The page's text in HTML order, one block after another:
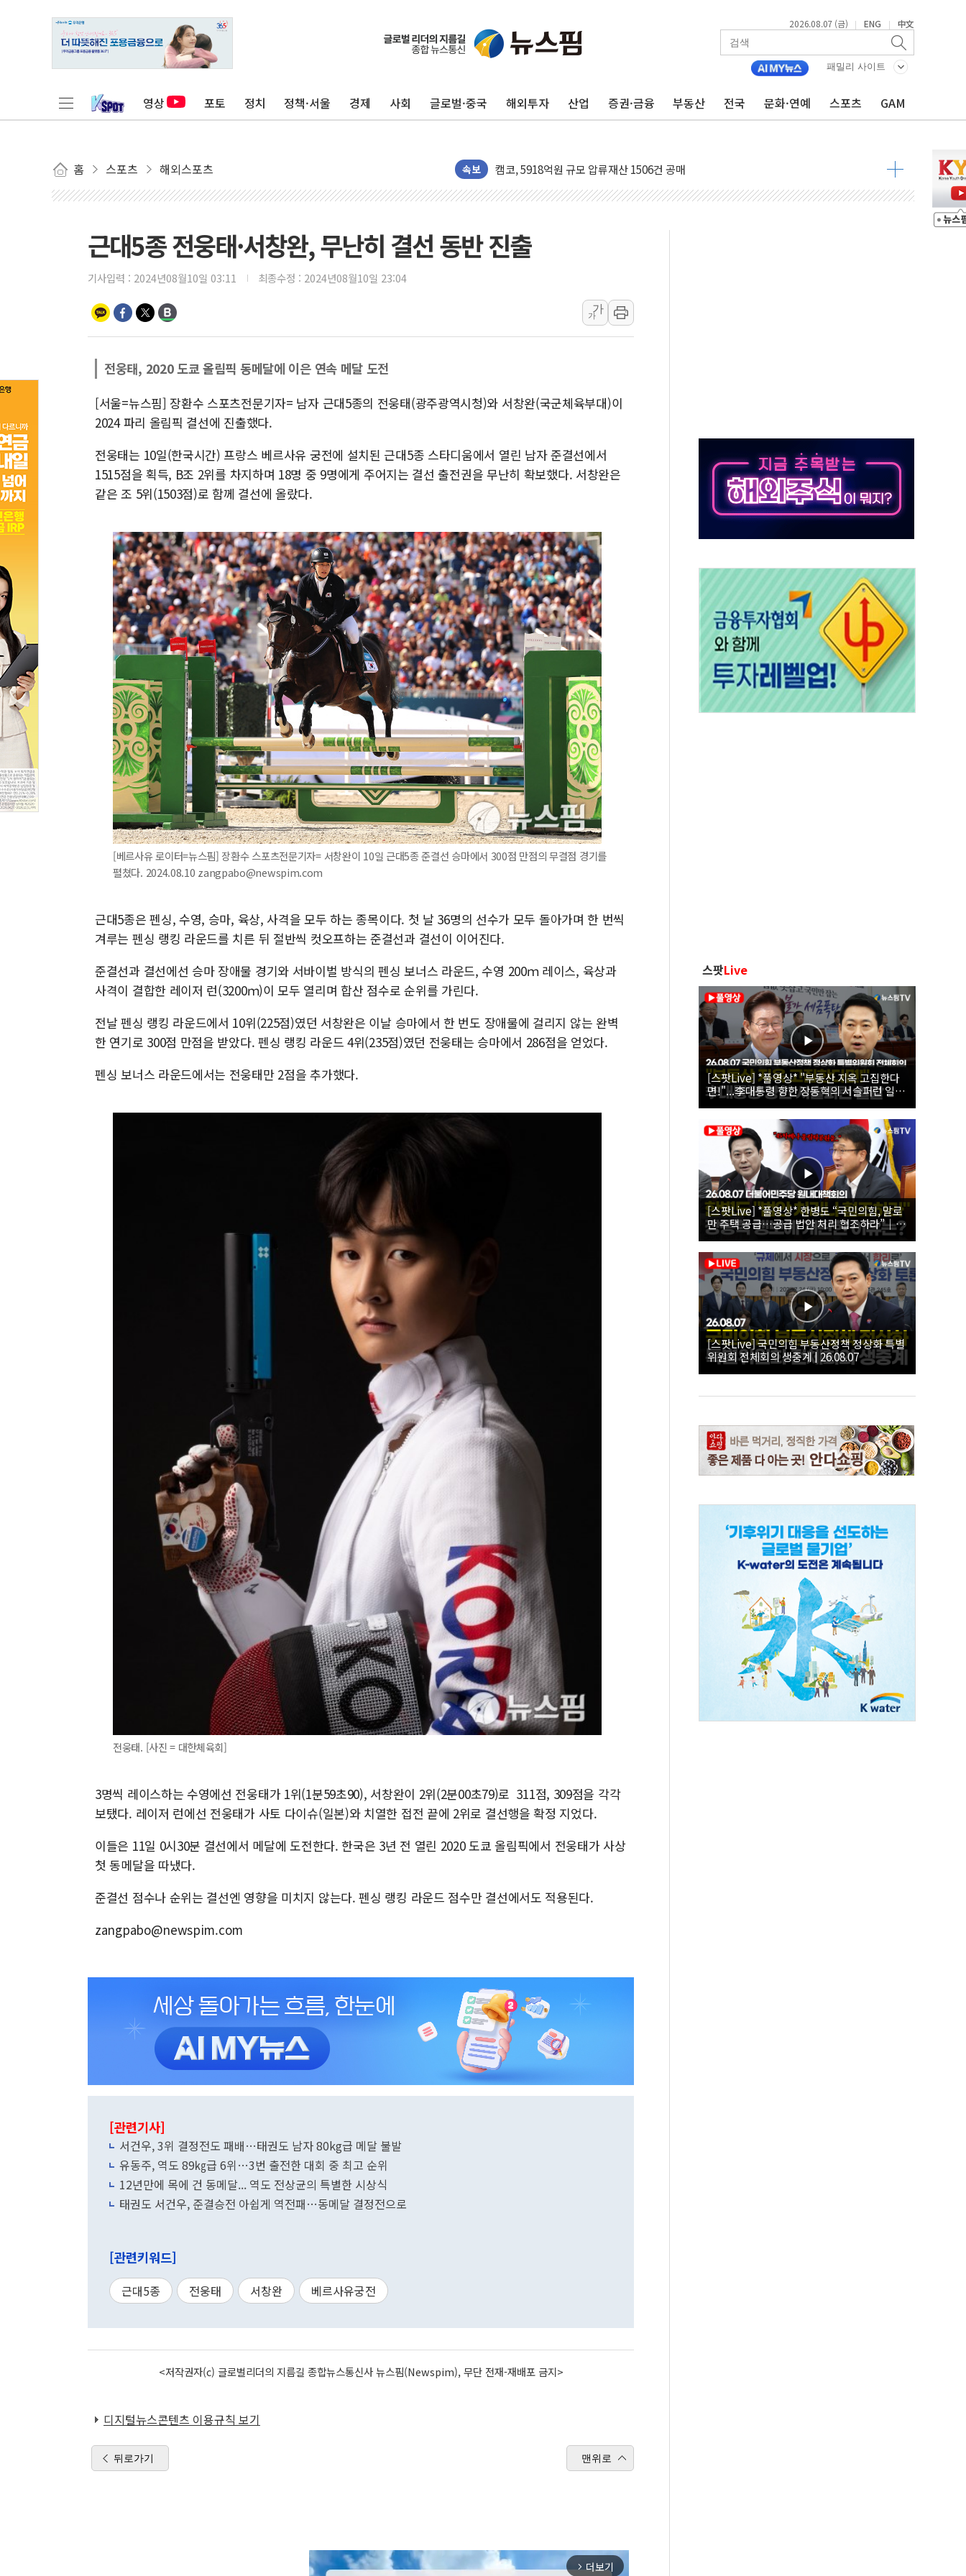
2026.08.07 (금) | ENG | 中文
패밀리 사이트
영상 포토 정치 정책·서울 경제 사회 글로벌·중국 해외투자 산업 증권·금융 부동산 전국 문화·연예 스포츠 GAM
홈 스포츠 해외스포츠 속보
"일부 존치" vs "전면 개발"…서리풀2구역 갈등, 협의 테이블에
수박으로 여름 나는 하마
[시승기] 공간·승차감 잡은 볼보 EX90…'올 터치'는 호불호
가오픈한 홈플러스
[종합] 청도 흥선리 야산 산불 1시간36분만에 주불진화....인명피해 없어
한미 법카 제보자 "신동국과 무관…자료는 전·현직 직원으로부터 확보"
에어로케이항공, 청주-중국 청두 노선 운항허가 취득...중국 노선 다변화
네이버, AI 브리핑 도입 후 블로그 창작자 지원 규모 2배 확대
해군1함대 '창설 80주년' 기념식...지역축제 '불금전파, 송정'과 상생
삼척시, 무건리 이끼폭포 생태탐방로 출입 통제
근대5종 전웅태·서창완, 무난히 결선 동반 진출
기사입력 : 2024년08월10일 03:11 최종수정 : 2024년08월10일 23:04
가
가
전웅태, 2020 도쿄 올림픽 동메달에 이은 연속 메달 도전
[서울=뉴스핌] 장환수 스포츠전문기자= 남자 근대5종의 전웅태(광주광역시청)와 서창완(국군체육부대)이
2024 파리 올림픽 결선에 진출했다.
전웅태는 10일(한국시간) 프랑스 베르사유 궁전에 설치된 근대5종 스타디움에서 열린 남자 준결선에서
1515점을 획득, B조 2위를 차지하며 18명 중 9명에게 주어지는 결선 출전권을 무난히 확보했다. 서창완은
같은 조 5위(1503점)로 함께 결선에 올랐다.
[베르사유 로이터=뉴스핌] 장환수 스포츠전문기자= 서창완이 10일 근대5종 준결선 승마에서 300점 만점의 무결점 경기를
펼쳤다. 2024.08.10 zangpabo@newspim.com
근대5종은 펜싱, 수영, 승마, 육상, 사격을 모두 하는 종목이다. 첫 날 36명의 선수가 모두 돌아가며 한 번씩
겨루는 펜싱 랭킹 라운드를 치른 뒤 절반씩 컷오프하는 준결선과 결선이 이어진다.
준결선과 결선에선 승마 장애물 경기와 서바이벌 방식의 펜싱 보너스 라운드, 수영 200ｍ 레이스, 육상과
사격이 결합한 레이저 런(3200ｍ)이 모두 열리며 합산 점수로 순위를 가린다.
전날 펜싱 랭킹 라운드에서 10위(225점)였던 서창완은 이날 승마에서 한 번도 장애물에 걸리지 않는 완벽
한 연기로 300점 만점을 받았다. 펜싱 랭킹 라운드 4위(235점)였던 전웅태는 승마에서 286점을 얻었다.
펜싱 보너스 라운드에서는 전웅태만 2점을 추가했다.
전웅태. [사진 = 대한체육회]
3명씩 레이스하는 수영에선 전웅태가 1위(1분59초90), 서창완이 2위(2분00초79)로 311점, 309점을 각각
보탰다. 레이저 런에선 전웅태가 사토 다이슈(일본)와 치열한 접전 끝에 2위로 결선행을 확정 지었다.
이들은 11일 0시30분 결선에서 메달에 도전한다. 한국은 3년 전 열린 2020 도쿄 올림픽에서 전웅태가 사상
첫 동메달을 따냈다.
준결선 점수나 순위는 결선엔 영향을 미치지 않는다. 펜싱 랭킹 라운드 점수만 결선에서도 적용된다.
zangpabo@newspim.com
[관련기사]
서건우, 3위 결정전도 패배…태권도 남자 80kg급 메달 불발
유동주, 역도 89㎏급 6위…3번 출전한 대회 중 최고 순위
12년만에 목에 건 동메달... 역도 전상균의 특별한 시상식
태권도 서건우, 준결승전 아쉽게 역전패…동메달 결정전으로
[관련키워드]
근대5종 전웅태 서창완 베르사유궁전
<저작권자(c) 글로벌리더의 지름길 종합뉴스통신사 뉴스핌(Newspim), 무단 전재-재배포 금지>
디지털뉴스콘텐츠 이용규칙 보기
뒤로가기 맨위로
arrow_forward_ios 더보기
스팟Live
[스팟Live] *풀영상* "부동산 지옥 고집한다
면!"...李대통령 향한 장동혁의 서슬퍼런 일갈
| 26.08.07 국민의힘 부동산정책 정상화 특별
위원회 전체회의
[스팟Live] *풀영상* 한병도 “국민의힘, 말로
만 주택 공급…공급 법안 처리 협조하라”｜
26.08.07 더불어민주당 원내대책회의
[스팟Live] 국민의힘 부동산정책 정상화 특별
위원회 전체회의 생중계 | 26.08.07